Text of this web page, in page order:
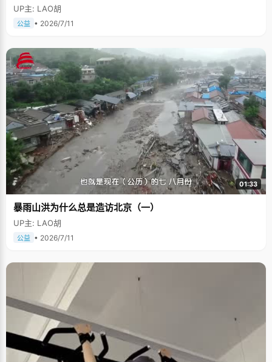
UP主: LAO胡
公益 • 2026/7/11
01:33
暴雨山洪为什么总是造访北京（一）
UP主: LAO胡
公益 • 2026/7/11